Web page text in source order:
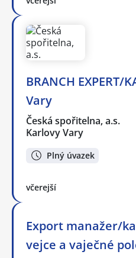
BRANCH EXPERT/
Vary
Česká spořitelna, a.s.
Karlovy Vary
Plný úvazek
včerejší
Export manažer/
vejce a vaječné